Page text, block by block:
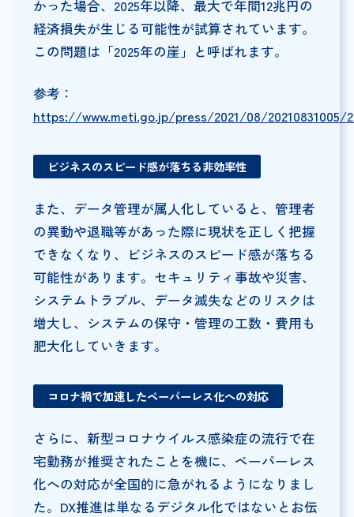
かった場合、2025年以降、最大で年間12兆円の
経済損失が生じる可能性が試算されています。
この問題は「2025年の崖」と呼ばれます。
参考：
https://www.meti.go.jp/press/2021/08/20210831005/
ビジネスのスピード感が落ちる非効率性
また、データ管理が属人化していると、管理者
の異動や退職等があった際に現状を正しく把握
できなくなり、ビジネスのスピード感が落ちる
可能性があります。セキュリティ事故や災害、
システムトラブル、データ滅失などのリスクは
増大し、システムの保守・管理の工数・費用も
肥大化していきます。
コロナ禍で加速したペーパーレス化への対応
さらに、新型コロナウイルス感染症の流行で在
宅勤務が推奨されたことを機に、ペーパーレス
化への対応が全国的に急がれるようになりまし
た。DX推進は単なるデジタル化ではないとお伝